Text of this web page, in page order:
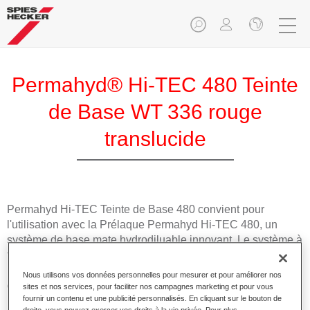
Permahyd® Hi-TEC 480 Teinte
de Base WT 336 rouge
translucide
Permahyd Hi-TEC Teinte de Base 480 convient pour
l'utilisation avec la Prélaque Permahyd Hi-TEC 480, un
système de base mate hydrodiluable innovant. Le système à
faire les teintes inclut toutes les teintes opaques et à effet
nécessaires pour la réparation carrosserie de haute qualité
des voitures de tourisme.
Nous utilisons vos données personnelles pour mesurer et pour améliorer nos
sites et nos services, pour faciliter nos campagnes marketing et pour vous
fournir un contenu et une publicité personnalisés. En cliquant sur le bouton de